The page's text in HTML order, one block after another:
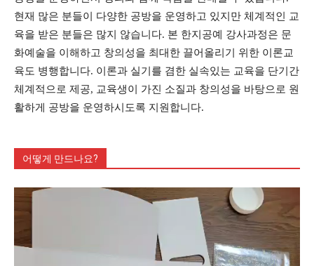
현재 많은 분들이 다양한 공방을 운영하고 있지만 체계적인 교
육을 받은 분들은 많지 않습니다. 본 한지공예 강사과정은 문
화예술을 이해하고 창의성을 최대한 끌어올리기 위한 이론교
육도 병행합니다. 이론과 실기를 겸한 실속있는 교육을 단기간
체계적으로 제공, 교육생이 가진 소질과 창의성을 바탕으로 원
활하게 공방을 운영하시도록 지원합니다.
어떻게 만드나요?